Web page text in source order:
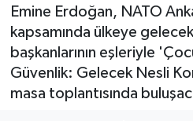
Emine Erdoğan, NATO
kapsamında ülkeye
başkanlarının eşleriyle
Güvenlik: Gelecek Nesli
masa toplantısında